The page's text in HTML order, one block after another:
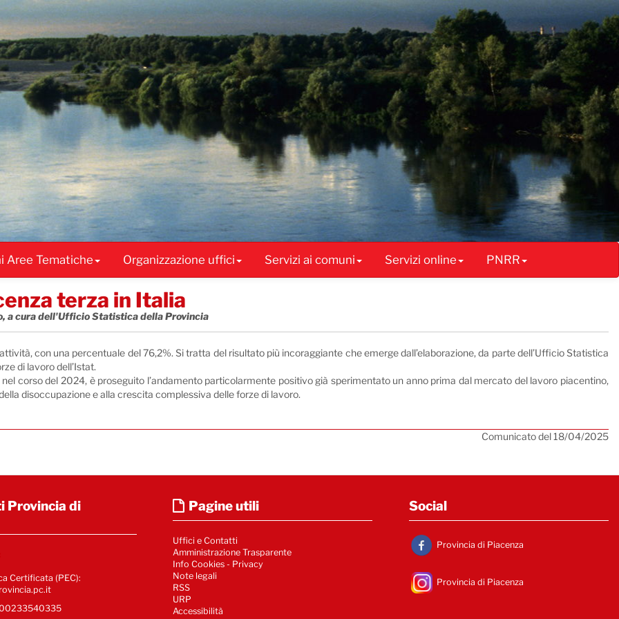
Aree Tematiche Organizzazione uffici Servizi ai comuni Servizi online PNRR
terza in Italia
a cura dell'Ufficio Statistica della Provincia
con una percentuale del 76,2%. Si tratta del risultato più incoraggiante che emerge dall’elaborazione, da parte dell’Ufficio Statistica
di lavoro dell’Istat.
nel corso del 2024, è proseguito l’andamento particolarmente positivo già sperimentato un anno prima dal mercato del lavoro piacentino,
disoccupazione e alla crescita complessiva delle forze di lavoro.
Comunicato del 18/04/2025
Provincia di
Certificata (PEC):
Pagine utili
Uffici e Contatti
Amministrazione Trasparente
Info Cookies - Privacy
Note legali
RSS
URP
Accessibilità
Social
Provincia di Piacenza
Provincia di Piacenza